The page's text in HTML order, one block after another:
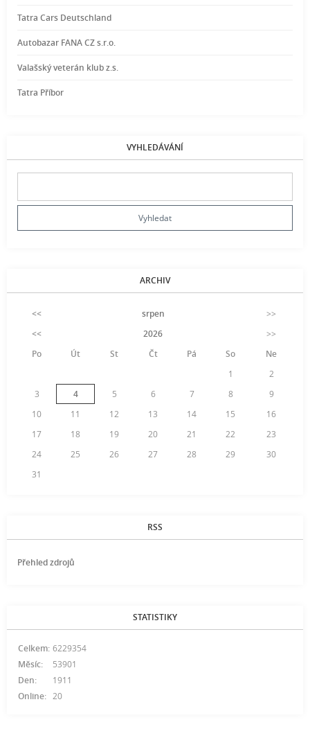
Tatra Cars Deutschland
Autobazar FANA CZ s.r.o.
Valašský veterán klub z.s.
Tatra Příbor
VYHLEDÁVÁNÍ
ARCHIV
<< srpen
>>
<<
2026
>>
Po
Út St Čt Pá So
Ne
1
2
3
4 5 6 7 8
9
10
11 12 13 14 15
16
17
18 19 20 21 22
23
24
25 26 27 28 29
30
31
RSS
Přehled zdrojů
STATISTIKY
Online: 20
Celkem: 6229354
Měsíc:
53901
Den:
1911